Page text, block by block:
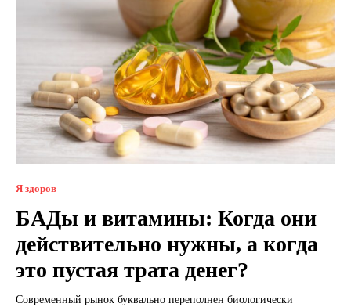
Я здоров
БАДы и витамины: Когда они
действительно нужны, а когда
это пустая трата денег?
Современный рынок буквально переполнен биологически